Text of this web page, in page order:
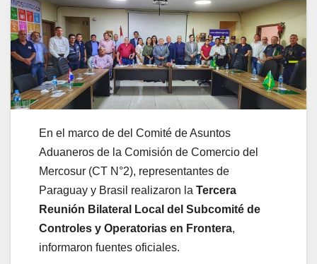
En el marco de del Comité de Asuntos
Aduaneros de la Comisión de Comercio del
Mercosur (CT N°2), representantes de
Paraguay y Brasil realizaron la Tercera
Reunión Bilateral Local del Subcomité de
Controles y Operatorias en Frontera,
informaron fuentes oficiales.